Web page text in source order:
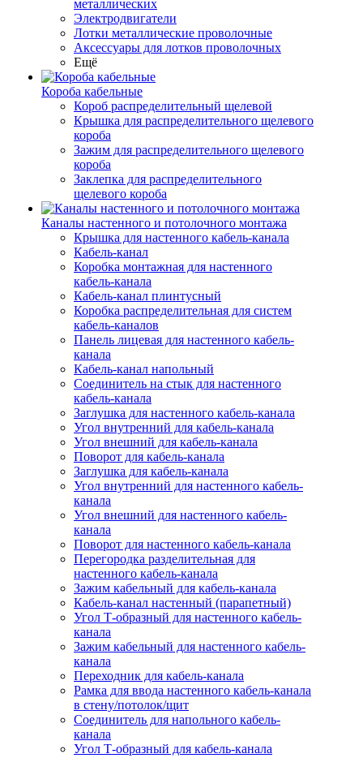
металлических
Электродвигатели
Лотки металлические проволочные
Аксессуары для лотков проволочных
Ещё
Короба кабельные
Короб распределительный щелевой
Крышка для распределительного щелевого
короба
Зажим для распределительного щелевого
короба
Заклепка для распределительного
щелевого короба
Каналы настенного и потолочного монтажа
Крышка для настенного кабель-канала
Кабель-канал
Коробка монтажная для настенного
кабель-канала
Кабель-канал плинтусный
Коробка распределительная для систем
кабель-каналов
Панель лицевая для настенного кабель-
канала
Кабель-канал напольный
Соединитель на стык для настенного
кабель-канала
Заглушка для настенного кабель-канала
Угол внутренний для кабель-канала
Угол внешний для кабель-канала
Поворот для кабель-канала
Заглушка для кабель-канала
Угол внутренний для настенного кабель-
канала
Угол внешний для настенного кабель-
канала
Поворот для настенного кабель-канала
Перегородка разделительная для
настенного кабель-канала
Зажим кабельный для кабель-канала
Кабель-канал настенный (парапетный)
Угол Т-образный для настенного кабель-
канала
Зажим кабельный для настенного кабель-
канала
Переходник для кабель-канала
Рамка для ввода настенного кабель-канала
в стену/потолок/щит
Соединитель для напольного кабель-
канала
Угол Т-образный для кабель-канала